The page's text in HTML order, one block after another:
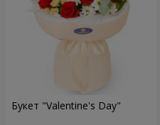
Букет "Valentine's Day"